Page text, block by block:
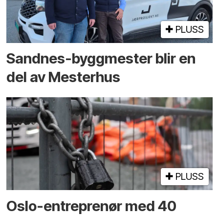
PLUSS
Sandnes-byggmester blir en
del av Mesterhus
PLUSS
Oslo-entreprenør med 40